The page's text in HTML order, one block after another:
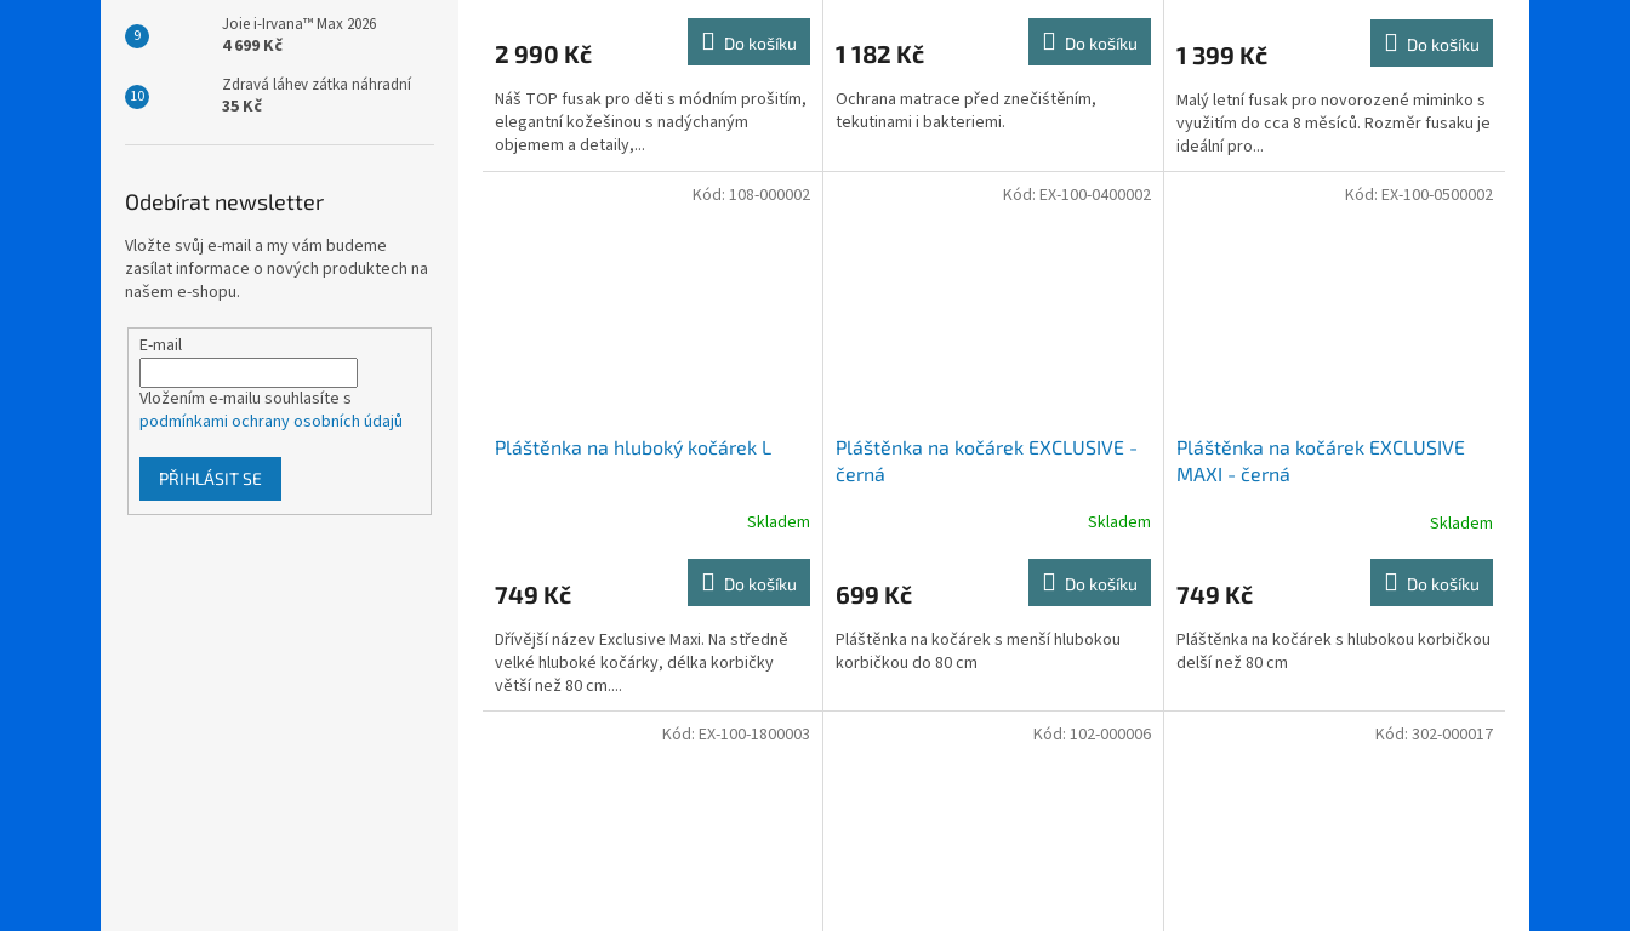
Joie i-Irvana™ Max 2026
4 699 Kč
Zdravá láhev zátka náhradní
35 Kč
Odebírat newsletter
Vložte svůj e-mail a my vám budeme
zasílat informace o nových produktech na
našem e-shopu.
E-mail
Vložením e-mailu souhlasíte s
podmínkami ochrany osobních údajů
PŘIHLÁSIT SE
2 990 Kč Do košíku
Náš TOP fusak pro děti s módním prošitím,
elegantní kožešinou s nadýchaným
objemem a detaily,...
1 182 Kč Do košíku
Ochrana matrace před znečiśtěním,
tekutinami i bakteriemi.
1 399 Kč Do košíku
Malý letní fusak pro novorozené miminko s
využitím do cca 8 měsíců. Rozměr fusaku je
ideální pro...
Pláštěnka na hluboký kočárek L
Skladem
749 Kč Do košíku
Dřívější název Exclusive Maxi. Na středně
velké hluboké kočárky, délka korbičky
větší než 80 cm....
Kód: 108-000002
Pláštěnka na kočárek EXCLUSIVE -
černá
Skladem
699 Kč Do košíku
Pláštěnka na kočárek s menší hlubokou
korbičkou do 80 cm
Kód: EX-100-0400002
Pláštěnka na kočárek EXCLUSIVE
MAXI - černá
Skladem
749 Kč Do košíku
Pláštěnka na kočárek s hlubokou korbičkou
delší než 80 cm
Kód: EX-100-0500002
Kód: EX-100-1800003 Kód: 102-000006 Kód: 302-000017